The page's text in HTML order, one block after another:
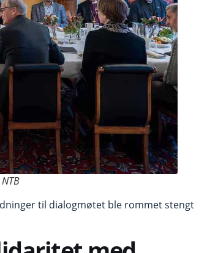
til dialogmøtet ble rommet stengt